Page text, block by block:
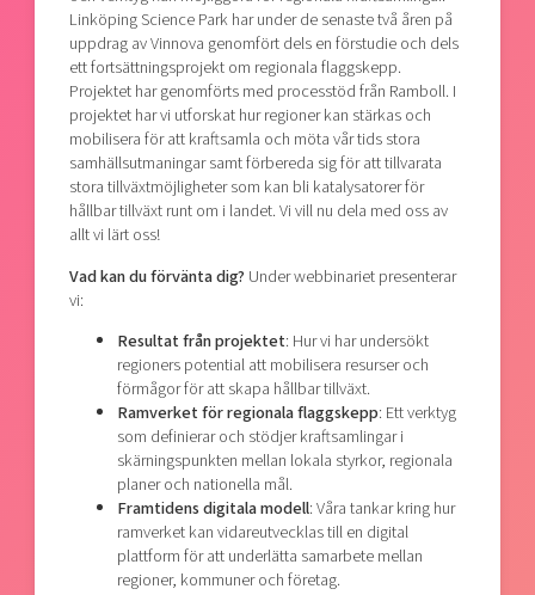
Linköping Science Park har under de senaste två åren på
uppdrag av Vinnova genomfört dels en förstudie och dels
ett fortsättningsprojekt om regionala flaggskepp.
Projektet har genomförts med processtöd från Ramboll. I
projektet har vi utforskat hur regioner kan stärkas och
mobilisera för att kraftsamla och möta vår tids stora
samhällsutmaningar samt förbereda sig för att tillvarata
stora tillväxtmöjligheter som kan bli katalysatorer för
hållbar tillväxt runt om i landet. Vi vill nu dela med oss av
allt vi lärt oss!
Vad kan du förvänta dig? Under webbinariet presenterar
vi:
Resultat från projektet: Hur vi har undersökt
regioners potential att mobilisera resurser och
förmågor för att skapa hållbar tillväxt.
Ramverket för regionala flaggskepp: Ett verktyg
som definierar och stödjer kraftsamlingar i
skärningspunkten mellan lokala styrkor, regionala
planer och nationella mål.
Framtidens digitala modell: Våra tankar kring hur
ramverket kan vidareutvecklas till en digital
plattform för att underlätta samarbete mellan
regioner, kommuner och företag.